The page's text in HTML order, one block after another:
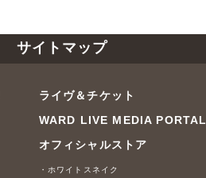
サイトマップ
ライヴ＆チケット
WARD LIVE MEDIA PORTAL
オフィシャルストア
・ホワイトスネイク